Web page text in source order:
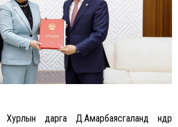
дарга Д.Амарбаясгаланд өнөөдөр